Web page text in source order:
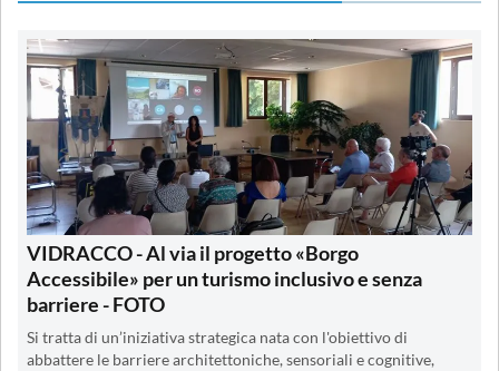
VIDRACCO - Al via il progetto «Borgo
Accessibile» per un turismo inclusivo e senza
barriere - FOTO
Si tratta di un’iniziativa strategica nata con l'obiettivo di
abbattere le barriere architettoniche, sensoriali e cognitive,